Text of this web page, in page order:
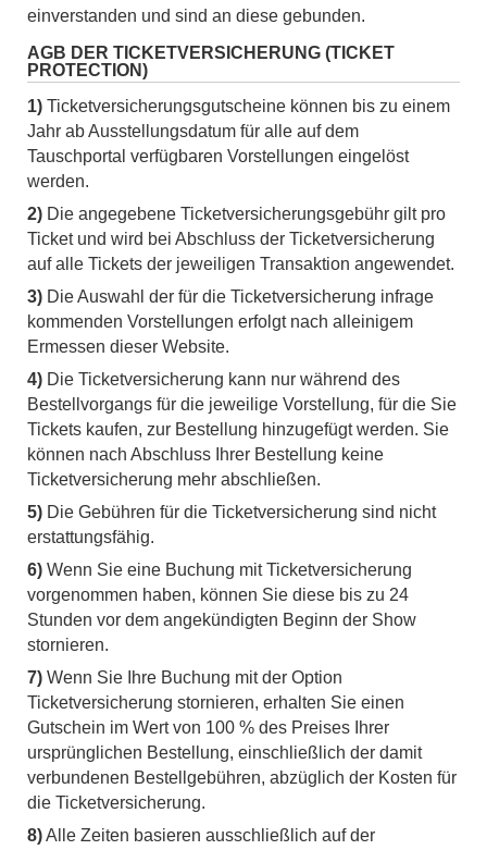
einverstanden und sind an diese gebunden.
AGB DER TICKETVERSICHERUNG (TICKET
PROTECTION)
1) Ticketversicherungsgutscheine können bis zu einem
Jahr ab Ausstellungsdatum für alle auf dem
Tauschportal verfügbaren Vorstellungen eingelöst
werden.
2) Die angegebene Ticketversicherungsgebühr gilt pro
Ticket und wird bei Abschluss der Ticketversicherung
auf alle Tickets der jeweiligen Transaktion angewendet.
3) Die Auswahl der für die Ticketversicherung infrage
kommenden Vorstellungen erfolgt nach alleinigem
Ermessen dieser Website.
4) Die Ticketversicherung kann nur während des
Bestellvorgangs für die jeweilige Vorstellung, für die Sie
Tickets kaufen, zur Bestellung hinzugefügt werden. Sie
können nach Abschluss Ihrer Bestellung keine
Ticketversicherung mehr abschließen.
5) Die Gebühren für die Ticketversicherung sind nicht
erstattungsfähig.
6) Wenn Sie eine Buchung mit Ticketversicherung
vorgenommen haben, können Sie diese bis zu 24
Stunden vor dem angekündigten Beginn der Show
stornieren.
7) Wenn Sie Ihre Buchung mit der Option
Ticketversicherung stornieren, erhalten Sie einen
Gutschein im Wert von 100 % des Preises Ihrer
ursprünglichen Bestellung, einschließlich der damit
verbundenen Bestellgebühren, abzüglich der Kosten für
die Ticketversicherung.
8)Alle Zeiten basieren ausschließlich auf der